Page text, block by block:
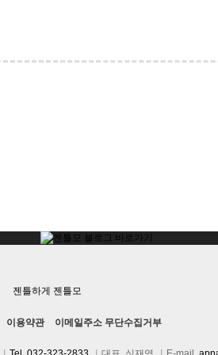
이용약관 이메일주소 무단수집거부